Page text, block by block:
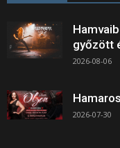
győzött
2026-08-06
2026-07-30